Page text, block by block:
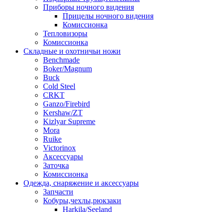
Приборы ночного видения
Прицелы ночного видения
Комиссионка
Тепловизоры
Комиссионка
Складные и охотничьи ножи
Benchmade
Boker/Magnum
Buck
Cold Steel
CRKT
Ganzo/Firebird
Kershaw/ZT
Kizlyar Supreme
Mora
Ruike
Victorinox
Аксессуары
Заточка
Комиссионка
Одежда, снаряжение и аксессуары
Запчасти
Кобуры,чехлы,рюкзаки
Harkila/Seeland